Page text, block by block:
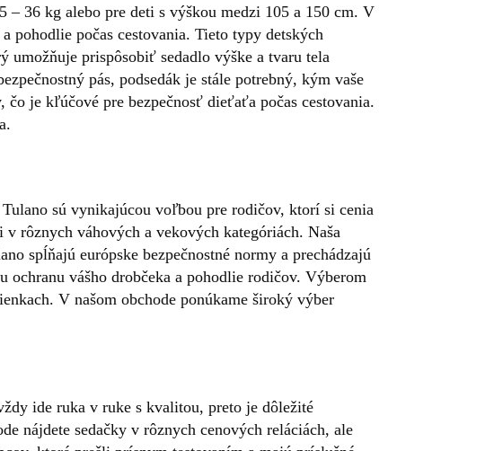
– 36 kg alebo pre deti s výškou medzi 105 a 150 cm. V
pohodlie počas cestovania. Tieto typy detských
umožňuje prispôsobiť sedadlo výške a tvaru tela
pás, podsedák je stále potrebný, kým vaše
čo je kľúčové pre bezpečnosť dieťaťa počas cestovania.
sú vynikajúcou voľbou pre rodičov, ktorí si cenia
rôznych váhových a vekových kategóriách. Naša
spĺňajú európske bezpečnostné normy a prechádzajú
ochranu vášho drobčeka a pohodlie rodičov. Výberom
V našom obchode ponúkame široký výber
ide ruka v ruke s kvalitou, preto je dôležité
nájdete sedačky v rôznych cenových reláciách, ale